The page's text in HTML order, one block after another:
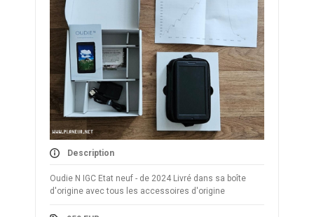
Description
Oudie N IGC Etat neuf - de 2024 Livré dans sa boîte
d'origine avec tous les accessoires d'origine